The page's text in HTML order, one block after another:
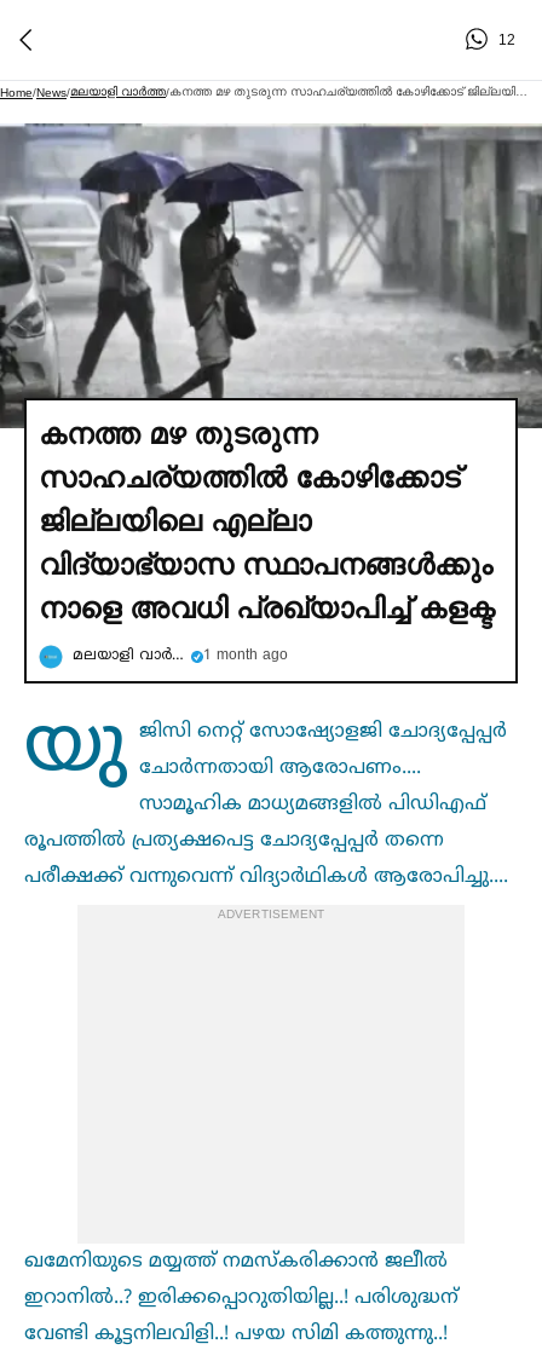
12
Home/News/മലയാളി വാര്‍ത്ത/
കനത്ത മഴ തുടരുന്ന
സാഹചര്യത്തില്‍ കോഴിക്കോട്
ജില്ലയിലെ എല്ലാ
വിദ്യാഭ്യാസ സ്ഥാപനങ്ങള്‍ക്കും
നാളെ അവധി പ്രഖ്യാപിച്ച്‌ കളക്ട
മലയാളി വാര്‍ത്ത 1 month ago
യു ജിസി നെറ്റ് സോഷ്യോളജി ചോദ്യപ്പേപ്പർ
ചോർന്നതായി ആരോപണം....
സാമൂഹിക മാധ്യമങ്ങളില്‍ പിഡിഎഫ്
രൂപത്തില്‍ പ്രത്യക്ഷപെട്ട ചോദ്യപ്പേപ്പർ തന്നെ
പരീക്ഷക്ക് വന്നുവെന്ന് വിദ്യാർഥികള്‍ ആരോപിച്ചു....
ADVERTISEMENT
ഖമേനിയുടെ മയ്യത്ത് നമസ്കരിക്കാൻ ജലീല്‍
ഇറാനില്‍..? ഇരിക്കപ്പൊറുതിയില്ല..! പരിശുദ്ധന്
വേണ്ടി കൂട്ടനിലവിളി..! പഴയ സിമി കത്തുന്നു..!